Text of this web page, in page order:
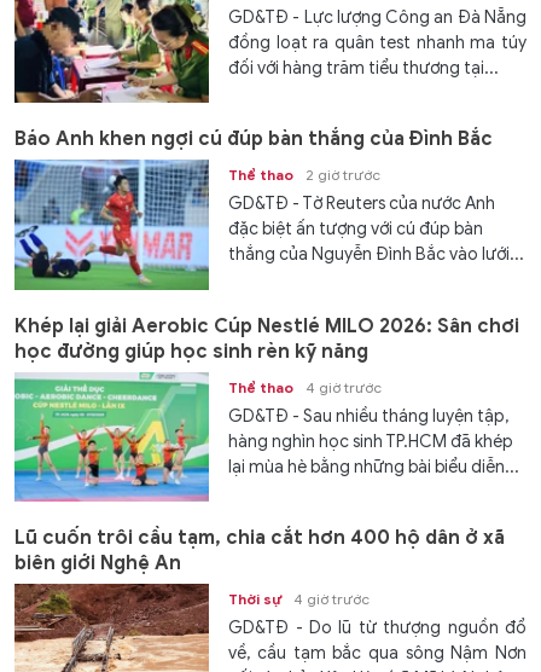
GD&TĐ - Lực lượng Công an Đà Nẵng
đồng loạt ra quân test nhanh ma túy
đối với hàng trăm tiểu thương tại...
Báo Anh khen ngợi cú đúp bàn thắng của Đình Bắc
Thể thao 2 giờ trước
GD&TĐ - Tờ Reuters của nước Anh
đặc biệt ấn tượng với cú đúp bàn
thắng của Nguyễn Đình Bắc vào lưới...
Khép lại giải Aerobic Cúp Nestlé MILO 2026: Sân chơi
học đường giúp học sinh rèn kỹ năng
Thể thao 4 giờ trước
GD&TĐ - Sau nhiều tháng luyện tập,
hàng nghìn học sinh TP.HCM đã khép
lại mùa hè bằng những bài biểu diễn...
Lũ cuốn trôi cầu tạm, chia cắt hơn 400 hộ dân ở xã
biên giới Nghệ An
Thời sự 4 giờ trước
GD&TĐ - Do lũ từ thượng nguồn đổ
về, cầu tạm bắc qua sông Nậm Nơn